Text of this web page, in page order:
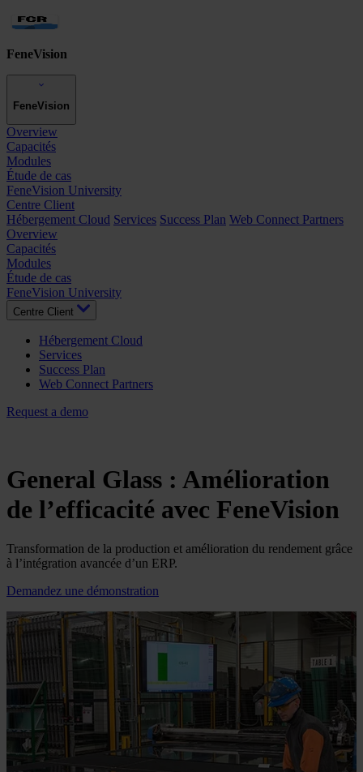
FeneVision
FeneVision
Overview
Capacités
Modules
Étude de cas
FeneVision University
Centre Client
Hébergement Cloud Services Success Plan Web Connect Partners
Overview
Capacités
Modules
Étude de cas
FeneVision University
Centre Client
Hébergement Cloud
Services
Success Plan
Web Connect Partners
Request a demo
General Glass : Amélioration
de l’efficacité avec FeneVision
Transformation de la production et amélioration du rendement grâce
à l’intégration avancée d’un ERP.
Demandez une démonstration